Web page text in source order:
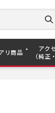
検
索
す
る
リ商品
アク
（純正